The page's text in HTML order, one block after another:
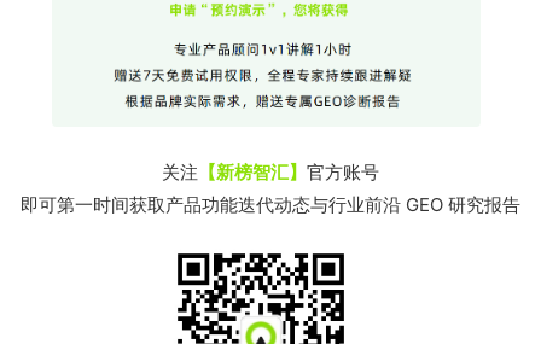
关注 【新榜智汇】 官方账号
即可第一时间获取产品功能迭代动态与行业前沿 GEO 研究报告